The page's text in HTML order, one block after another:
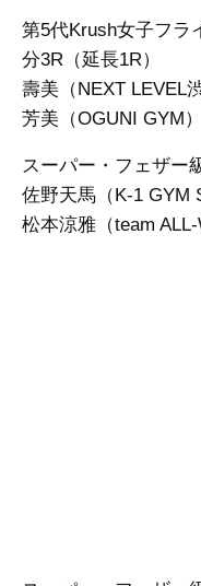
第5代Krush女子フ
分3R（延長1R）
壽美（NEXT LEVEL
芳美（OGUNI GYM）
スーパー・フェザー
佐野天馬（K-1 GYM
松本涼雅（team ALL-